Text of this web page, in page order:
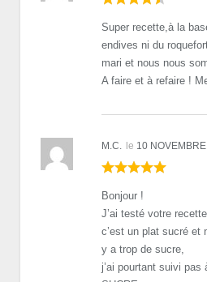
Super recette,à la
endives ni du
mari et nous nous
A faire et à refaire !
M.C. le 10
Bonjour !
J’ai testé votre
c’est un plat sucré et
y a trop de sucre,
j’ai pourtant suivi pas